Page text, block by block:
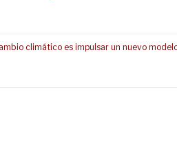
climático es impulsar un nuevo